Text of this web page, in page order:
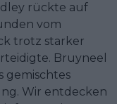
rückte auf
vom
trotz starker
Bruyneel
gemischtes
Wir entdecken